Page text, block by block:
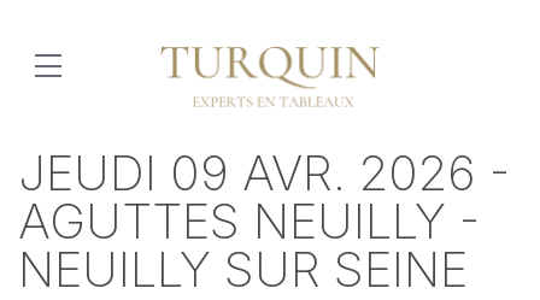
JEUDI 09 AVR. 2026 -
AGUTTES NEUILLY -
NEUILLY SUR SEINE